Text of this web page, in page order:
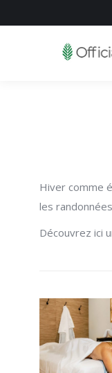
Hiver comme
les
Découvrez ici